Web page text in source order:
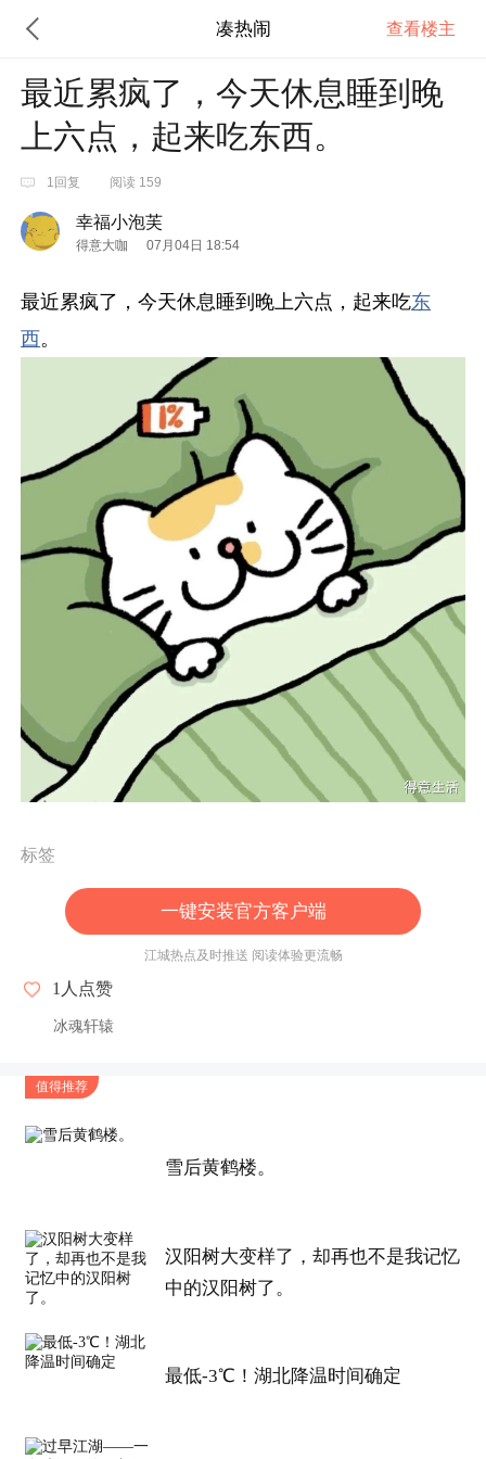
凑热闹 查看楼主
最近累疯了，今天休息睡到晚
上六点，起来吃东西。
1回复 阅读 159
幸福小泡芙
得意大咖 07月04日 18:54
最近累疯了，今天休息睡到晚上六点，起来吃东
西。
标签
一键安装官方客户端
江城热点及时推送 阅读体验更流畅
1 人点赞
冰魂轩辕
值得推荐
雪后黄鹤楼。
汉阳树大变样了，却再也不是我记忆
中的汉阳树了。
最低-3℃！湖北降温时间确定